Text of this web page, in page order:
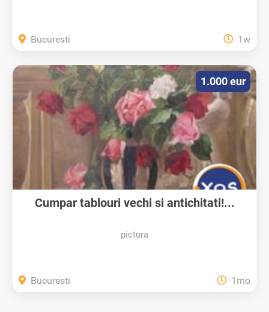
Bucuresti 1w
Cumpar tablouri vechi si antichitati!...
pictura
1.000 eur
Bucuresti 1mo